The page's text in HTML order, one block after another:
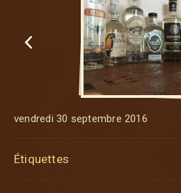

vendredi 30 septembre 2016
Étiquettes